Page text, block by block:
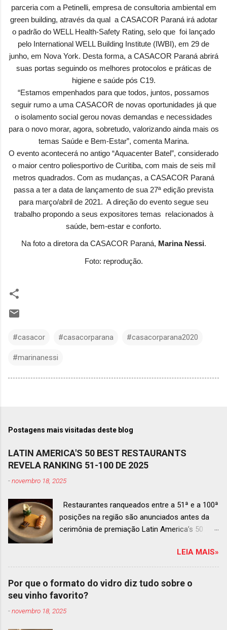
parceria com a Petinelli, empresa de consultoria ambiental em
green building, através da qual a CASACOR Paraná irá adotar
o padrão do WELL Health-Safety Rating, selo que foi lançado
pelo International WELL Building Institute (IWBI), em 29 de
junho, em Nova York. Desta forma, a CASACOR Paraná abrirá
suas portas seguindo os melhores protocolos e práticas de
higiene e saúde pós C19.
“Estamos empenhados para que todos, juntos, possamos
seguir rumo a uma CASACOR de novas oportunidades já que
o isolamento social gerou novas demandas e necessidades
para o novo morar, agora, sobretudo, valorizando ainda mais os
temas Saúde e Bem-Estar”, comenta Marina.
O evento acontecerá no antigo “Aquacenter Batel”, considerado
o maior centro poliesportivo de Curitiba, com mais de seis mil
metros quadrados. Com as mudanças, a CASACOR Paraná
passa a ter a data de lançamento de sua 27ª edição prevista
para março/abril de 2021. A direção do evento segue seu
trabalho propondo a seus expositores temas relacionados à
saúde, bem-estar e conforto.
Na foto a diretora da CASACOR Paraná, Marina Nessi.
Foto: reprodução.
#casacor #casacorparana #casacorparana2020
#marinanessi
Postagens mais visitadas deste blog
LATIN AMERICA'S 50 BEST RESTAURANTS
REVELA RANKING 51-100 DE 2025
-novembro 18, 2025
Restaurantes ranqueados entre a 51ª e a 100ª
posições na região são anunciados antes da
cerimônia de premiação Latin America’s 50
de dezembro em Antígua, Guatemala
Prato do Origem, o brasileiro mais
bem ranqueado na lista estendida O Latin
America’s 50 Best Restaurants anunciou hoje a
ranqueados nas posições No.51 a No.100,em
LEIA MAIS»
Por que o formato do vidro diz tudo sobre o
seu vinho favorito?
-novembro 18, 2025